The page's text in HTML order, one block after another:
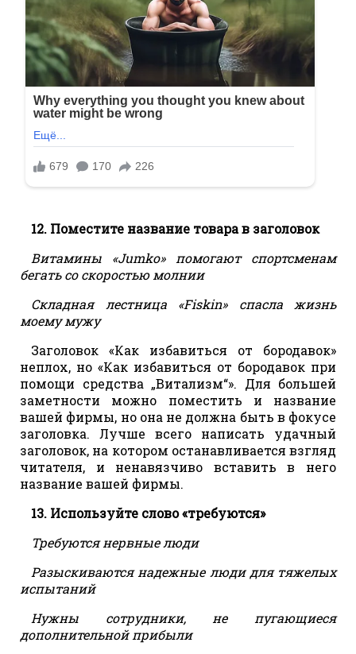
12. Поместите название товара в заголовок
Витамины «Jumko» помогают спортсменам
бегать со скоростью молнии
Складная лестница «Fiskin» спасла жизнь
моему мужу
Заголовок «Как избавиться от бородавок»
неплох, но «Как избавиться от бородавок при
помощи средства „Витализм“». Для большей
заметности можно поместить и название
вашей фирмы, но она не должна быть в фокусе
заголовка. Лучше всего написать удачный
заголовок, на котором останавливается взгляд
читателя, и ненавязчиво вставить в него
название вашей фирмы.
13. Используйте слово «требуются»
Требуются нервные люди
Разыскиваются надежные люди для тяжелых
испытаний
Нужны сотрудники, не пугающиеся
дополнительной прибыли